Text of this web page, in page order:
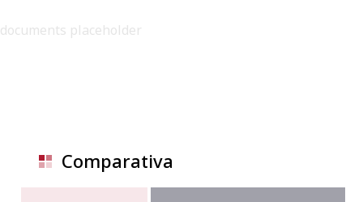
documents placeholder
Comparativa